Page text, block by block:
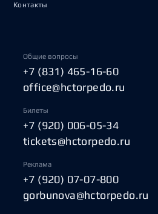
Контакты
Общие вопросы
+7 (831) 465-16-60
office@hctorpedo.ru
Билеты
+7 (920) 006-05-34
tickets@hctorpedo.ru
Реклама
+7 (920) 07-07-800
gorbunova@hctorpedo.ru